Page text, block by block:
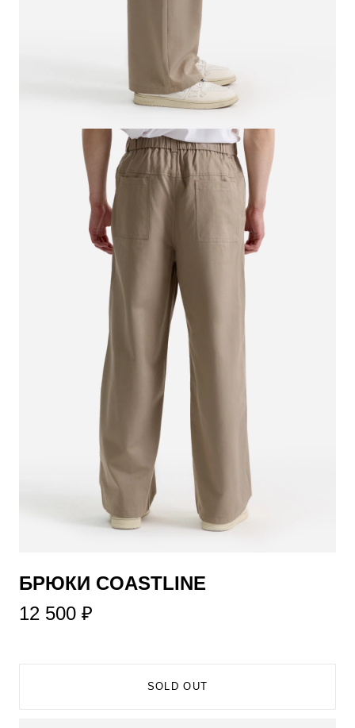
​БРЮКИ COASTLINE
12 500 ₽
SOLD OUT